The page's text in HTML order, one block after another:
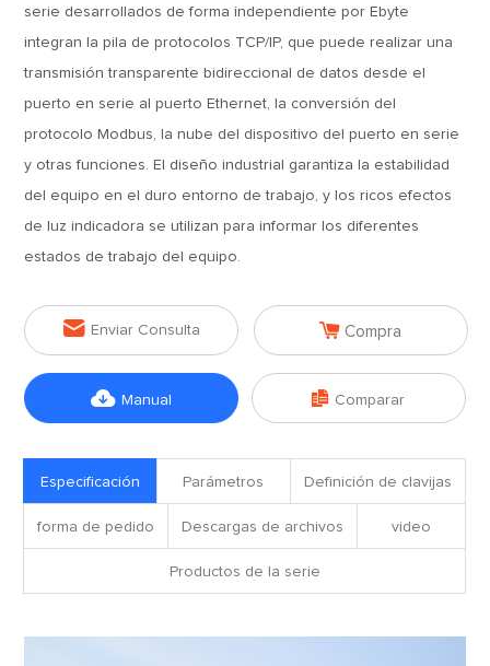
serie desarrollados de forma independiente por Ebyte
integran la pila de protocolos TCP/IP, que puede realizar una
transmisión transparente bidireccional de datos desde el
puerto en serie al puerto Ethernet, la conversión del
protocolo Modbus, la nube del dispositivo del puerto en serie
y otras funciones. El diseño industrial garantiza la estabilidad
del equipo en el duro entorno de trabajo, y los ricos efectos
de luz indicadora se utilizan para informar los diferentes
estados de trabajo del equipo.
 Enviar Consulta  Compra
 Manual  Comparar
Especificación Parámetros Definición de clavijas
forma de pedido Descargas de archivos video
Productos de la serie